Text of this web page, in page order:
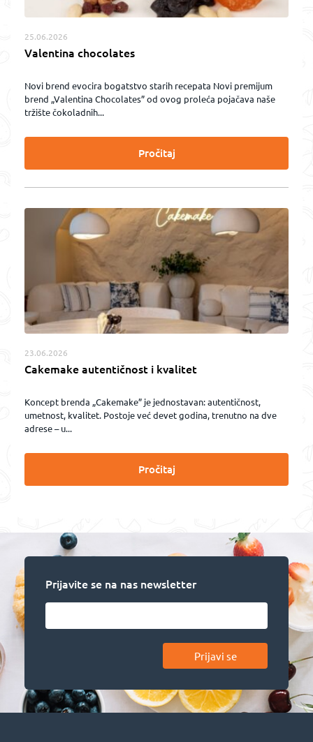
25.06.2026
Valentina chocolates
Novi brend evocira bogatstvo starih recepata Novi premijum
brend „Valentina Chocolates” od ovog proleća pojačava naše
tržište čokoladnih...
Pročitaj
23.06.2026
Cakemake autentičnost i kvalitet
Koncept brenda „Cakemake” je jednostavan: autentičnost,
umetnost, kvalitet. Postoje već devet godina, trenutno na dve
adrese – u...
Pročitaj
Prijavite se na nas newsletter
Prijavi se